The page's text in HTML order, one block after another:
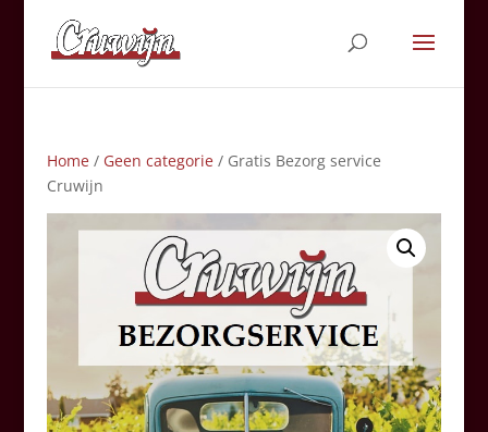
Home/ Geen categorie/ Gratis Bezorg service
Cruwijn